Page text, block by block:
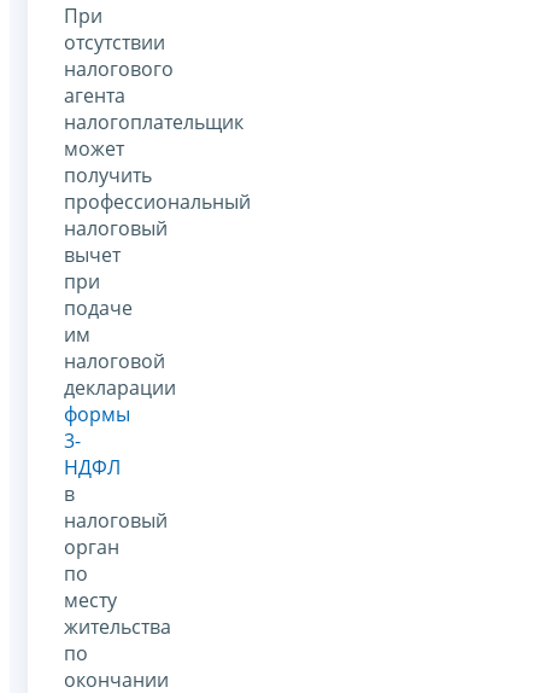
При
отсутствии
налогового
агента
налогоплательщик
может
получить
профессиональный
налоговый
вычет
при
подаче
им
налоговой
декларации
формы
3-
НДФЛ
в
налоговый
орган
по
месту
жительства
по
окончании